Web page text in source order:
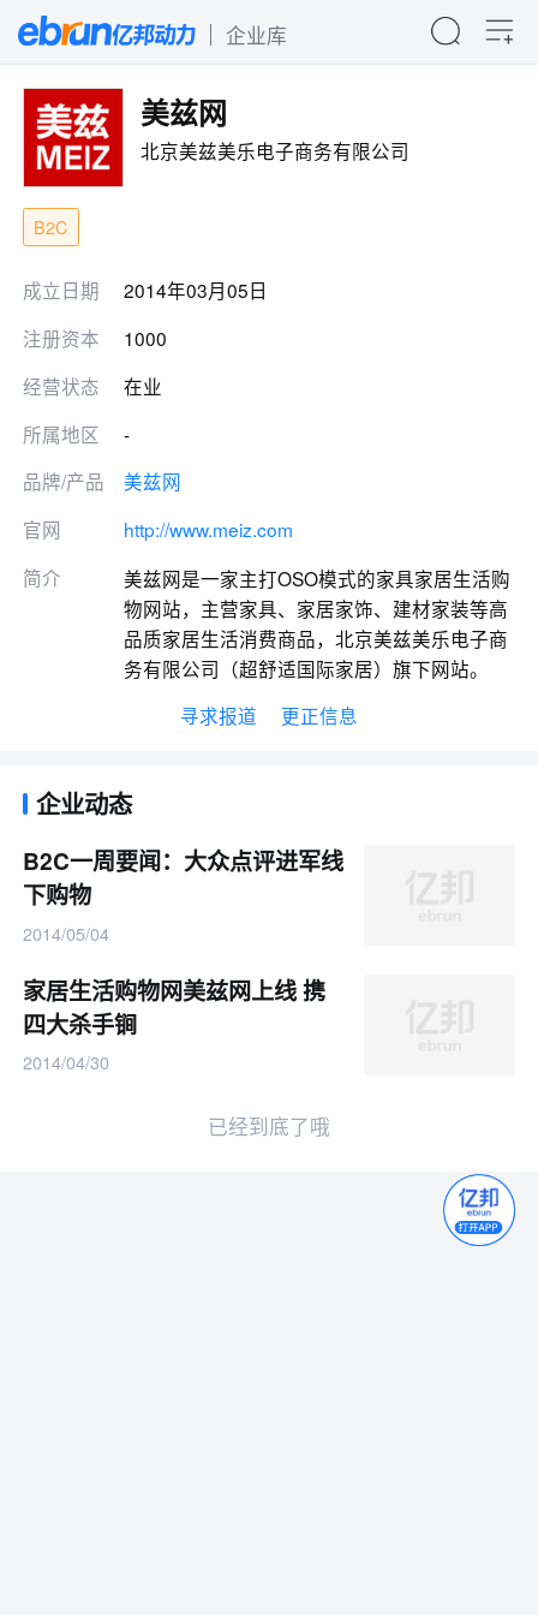
企业库
美兹网
北京美兹美乐电子商务有限公司
B2C
成立日期
2014年03月05日
注册资本
1000
经营状态
在业
所属地区
-
品牌/产品
美兹网
官网
http://www.meiz.com
简介
美兹网是一家主打OSO模式的家具家居生活购
物网站，主营家具、家居家饰、建材家装等高
品质家居生活消费商品，北京美兹美乐电子商
务有限公司（超舒适国际家居）旗下网站。
寻求报道
更正信息
企业动态
B2C一周要闻：大众点评进军线
下购物
2014/05/04
家居生活购物网美兹网上线 携
四大杀手锏
2014/04/30
已经到底了哦